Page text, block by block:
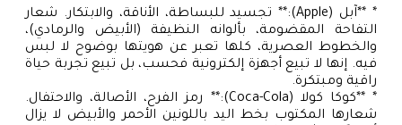
* **آبل (Apple):** تجسيد للبساطة، الأناقة، والابتكار. شعار
التفاحة المقضومة، بألوانه النظيفة (الأبيض والرمادي)،
والخطوط العصرية، كلها تعبر عن هويتها بوضوح لا لبس
فيه. إنها لا تبيع أجهزة إلكترونية فحسب، بل تبيع تجربة حياة
راقية ومبتكرة.
* **كوكا كولا (Coca-Cola):** رمز الفرح، الأصالة، والاحتفال.
شعارها المكتوب بخط اليد باللونين الأحمر والأبيض لا يزال